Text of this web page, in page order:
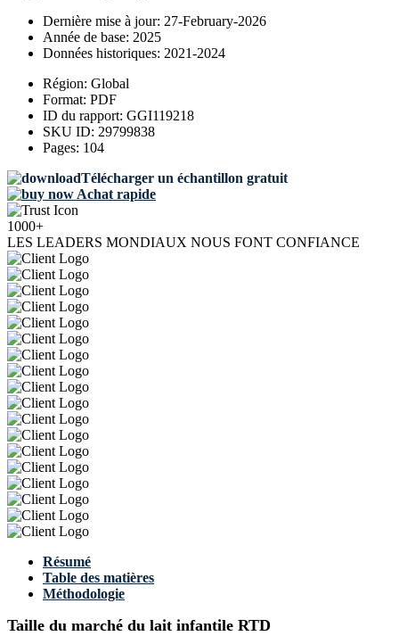
Dernière mise à jour: 27-February-2026
Année de base: 2025
Données historiques: 2021-2024
Région: Global
Format: PDF
ID du rapport: GGI119218
SKU ID: 29799838
Pages: 104
Télécharger un échantillon gratuit
Achat rapide
1000+
LES LEADERS MONDIAUX NOUS FONT CONFIANCE
Résumé
Table des matières
Méthodologie
Taille du marché du lait infantile RTD